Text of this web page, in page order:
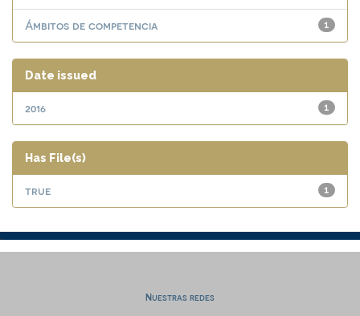
1
Ámbitos de competencia
Date issued
1
2016
Has File(s)
1
true
Nuestras redes